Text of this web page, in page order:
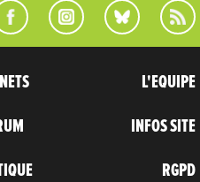
L'EQUIPE
INFOS SITE
RGPD